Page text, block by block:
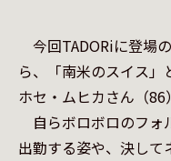
今回TADORiに登場
ら、「南米のスイス」
ホセ・ムヒカさん（86
自らボロボロのフォ
出勤する姿や、決して